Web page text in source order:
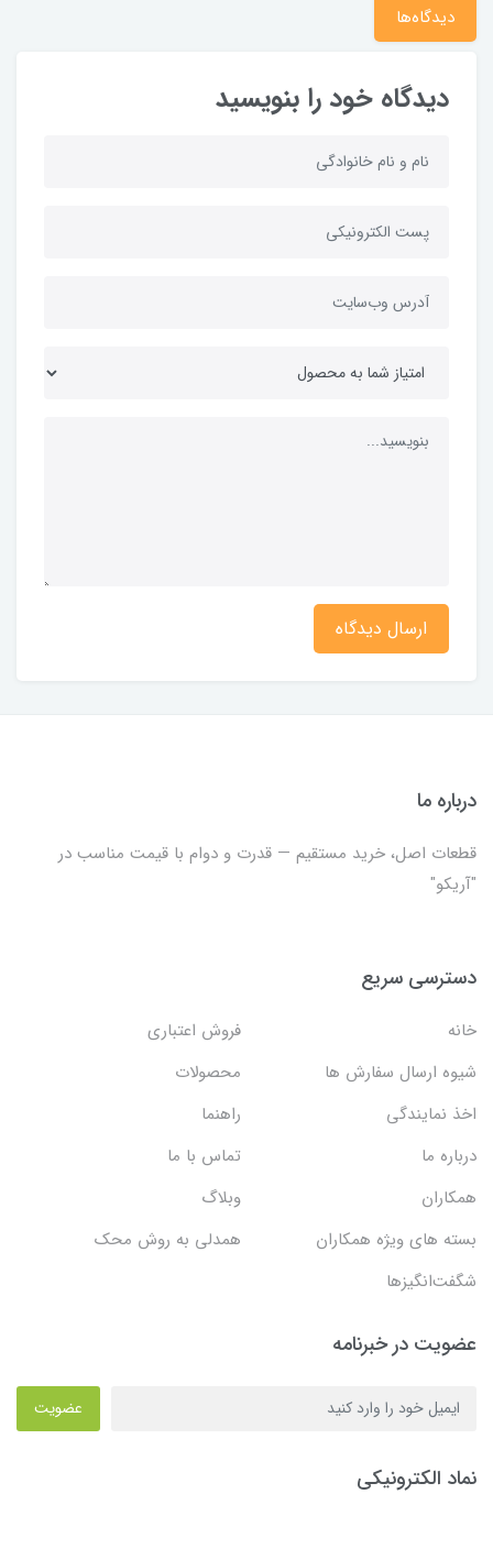
دیدگاه‌ها
دیدگاه خود را بنویسید
ارسال دیدگاه
درباره ما
قطعات اصل، خرید مستقیم — قدرت و دوام با قیمت مناسب در
"آریکو"
دسترسی سریع
خانه
فروش اعتباری
شیوه ارسال سفارش ها
محصولات
اخذ نمایندگی
راهنما
درباره ما
تماس با ما
همکاران
وبلاگ
بسته های ویژه همکاران
همدلی به روش محک
شگفت‌انگیزها
عضویت در خبرنامه
عضویت
نماد الکترونیکی